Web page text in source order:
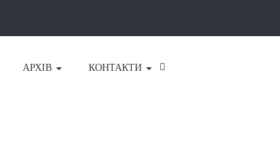
АРХІВ КОНТАКТИ